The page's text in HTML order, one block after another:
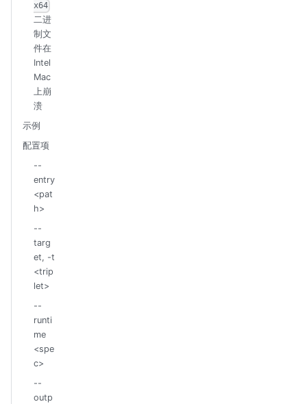
x64
二进
制文
件在
Intel
Mac
上崩
溃
示例
配置项
--
entry
<pat
h>
--
targ
et, -t
<trip
let>
--
runti
me
<spe
c>
--
outp